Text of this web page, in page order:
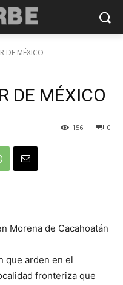
DE MÉXICO
DE MÉXICO
0
156
Morena de Cacahoatán
que arden en el
fronteriza que